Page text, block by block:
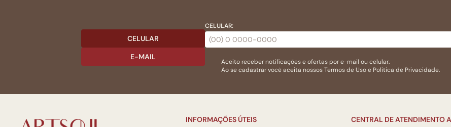
CELULAR
E-MAIL
CELULAR:
Aceito receber notificações e ofertas por e-mail ou celular.
Ao se cadastrar você aceita nossosTermos de Usoe Politica de Privacidade.
INFORMAÇÕES ÚTEIS CENTRAL DE ATENDIMENTO